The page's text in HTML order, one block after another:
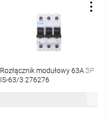
Rozłącznik modułowy 63A 3P
IS-63/3 276276